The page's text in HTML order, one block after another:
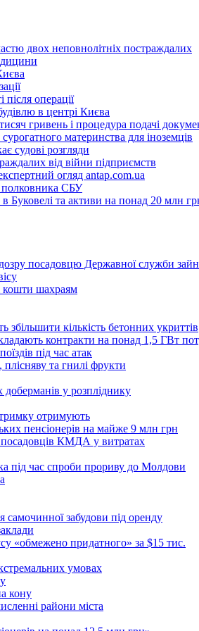
двох неповнолітніх постраждалих
після операції
в центрі Києва
гривень і процедура подачі
материнства для іноземців
судові розгляди
від війни підприємств
огляд antap.com.ua
полковника СБУ
Буковелі та активи на понад 20 млн
посадовцю Державної служби
кошти шахраям
збільшити кількість бетонних укриттів
контракти на понад 1,5 ГВт
під час атак
та гнилі фрукти
у розпліднику
отримують
пенсіонерів на майже 9 млн грн
КМДА у витратах
під час спроби прориву до Молдови
самочинної забудови під оренду
«обмежено придатного» за $15 тис.
умовах
кону
райони міста